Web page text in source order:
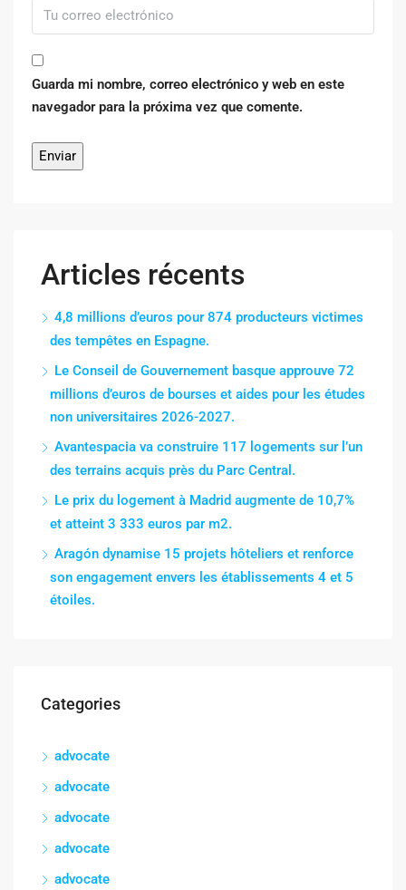
Guarda mi nombre, correo electrónico y web en este
navegador para la próxima vez que comente.
Articles récents
4,8 millions d’euros pour 874 producteurs victimes
des tempêtes en Espagne.
Le Conseil de Gouvernement basque approuve 72
millions d’euros de bourses et aides pour les études
non universitaires 2026-2027.
Avantespacia va construire 117 logements sur l’un
des terrains acquis près du Parc Central.
Le prix du logement à Madrid augmente de 10,7%
et atteint 3 333 euros par m2.
Aragón dynamise 15 projets hôteliers et renforce
son engagement envers les établissements 4 et 5
étoiles.
Categories
advocate
advocate
advocate
advocate
advocate